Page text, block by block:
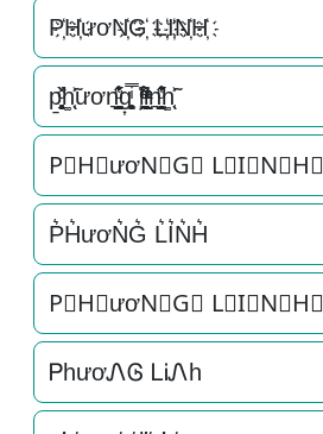
P҉H҉ươN҉G҉ L҉I҉N҉H҉
p̱̱̬̻̞̩͎̌ͦ̏h͚̖̜̍̃͐ươn͉̠̙͉̗̺̋̋̔ͧ̊g͎͚̥͎͔͕ͥ̿ l͕͖͉̭̰ͬ̍ͤ͆̊ͨi̞̟̫̺ͭ̒ͭͣn͉̠̙͉̗̺̋̋̔ͧ̊h͚̖̜̍̃͐
P⃗H⃗ươN⃗G⃗ L⃗I⃗N⃗H⃗
P͛H͛ươN͛G͛ L͛I͛N͛H͛
P⃒H⃒ươN⃒G⃒ L⃒I⃒N⃒H⃒
ᏢhươᏁᎶ ᏞᎥᏁh